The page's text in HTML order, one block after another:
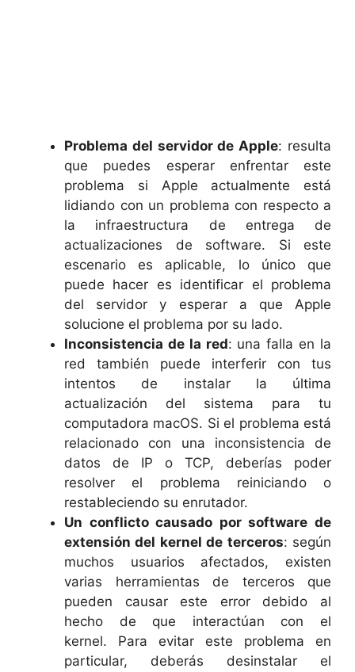
Problema del servidor de Apple: resulta
que puedes esperar enfrentar este
problema si Apple actualmente está
lidiando con un problema con respecto a
la infraestructura de entrega de
actualizaciones de software. Si este
escenario es aplicable, lo único que
puede hacer es identificar el problema
del servidor y esperar a que Apple
solucione el problema por su lado.
Inconsistencia de la red: una falla en la
red también puede interferir con tus
intentos de instalar la última
actualización del sistema para tu
computadora macOS. Si el problema está
relacionado con una inconsistencia de
datos de IP o TCP, deberías poder
resolver el problema reiniciando o
restableciendo su enrutador.
Un conflicto causado por software de
extensión del kernel de terceros: según
muchos usuarios afectados, existen
varias herramientas de terceros que
pueden causar este error debido al
hecho de que interactúan con el
kernel. Para evitar este problema en
particular, deberás desinstalar el